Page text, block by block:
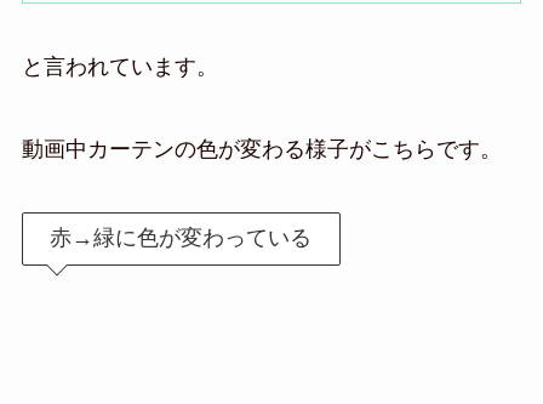
と言われています。
動画中カーテンの色が変わる様子がこちらです。
赤→緑に色が変わっている